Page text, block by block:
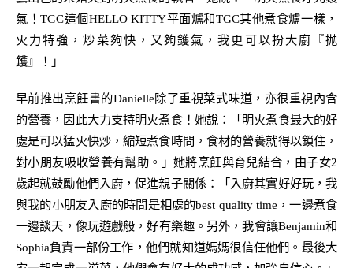
氣！TGC這個HELLO KITTY平面爐和TGC其他煮食爐一樣，
火力特強，炒菜夠快，又夠鑊氣，我更可以扮大廚 『抛
鑊』！」
早前推出烹飪書的Danielle除了重視菜式味道，亦很重視內含
的營養，因此大力支持明火煮食！她說：「 明火煮食最大的好
處是可以猛火快炒，縮短煮食時間，食材的營養就得以鎖住，
對小朋友吸收營養有幫助。」她將烹飪與育兒結合 ，由子女2
歲起就鼓勵他們入廚，促進親子關係：「入廚其實好好玩，我
與我的小朋友入廚的時間是相處的best quality time ，一邊煮食
一邊談天 ，像玩遊戲般，好有樂趣。另外，我會讓Benjamin和
Sophia負責一部份工作，他們就知道媽媽很信任他們。最後大